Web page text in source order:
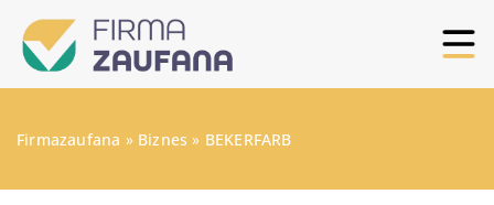
Firmazaufana » Biznes » BEKERFARB